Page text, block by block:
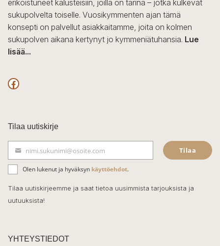
erikoistuneet kalusteisiin, joilla on tarina – jotka kulkevat
sukupolvelta toiselle. Vuosikymmenten ajan tämä
konsepti on palvellut asiakkaitamme, joita on kolmen
sukupolven aikana kertynyt jo kymmeniätuhansia. Lue
lisää...
F
c
e
b
o
o
k
Tilaa uutiskirje
ä
h
k
t
nimi.sukunimi@osoite.com Tilaa
Olen lukenut ja hyväksyn käyttöehdot.
Tilaa uutiskirjeemme ja saat tietoa uusimmista tarjouksista ja
uutuuksista!
YHTEYSTIEDOT